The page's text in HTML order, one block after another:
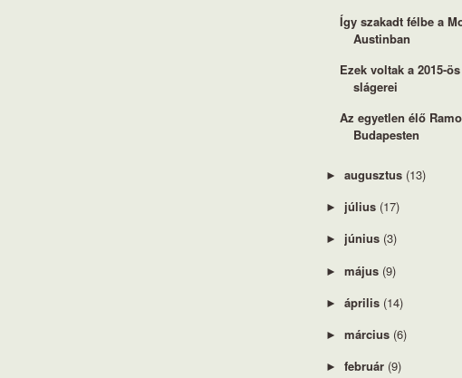
Így szakadt félbe a
Austinban
Ezek voltak a 2015-
slágerei
Az egyetlen élő
Budapesten
► augusztus (13)
► július (17)
► június (3)
► május (9)
► április (14)
► március (6)
► február (9)